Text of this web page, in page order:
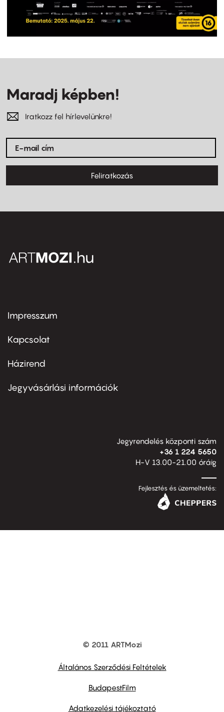
Maradj képben!
Iratkozz fel hírlevelünkre!
Feliratkozás
Footer
first
Impresszum
Kapcsolat
Footer
second
Házirend
Jegyvásárlási információk
Jegyrendelés központi szám
+36 1 224 5650
H-V 13.00-21.00 óráig
Fejlesztés és üzemeltetés:
© 2011 ARTMozi
Általános Szerződési Feltételek
BudapestFilm
Adatkezelési tájékoztató